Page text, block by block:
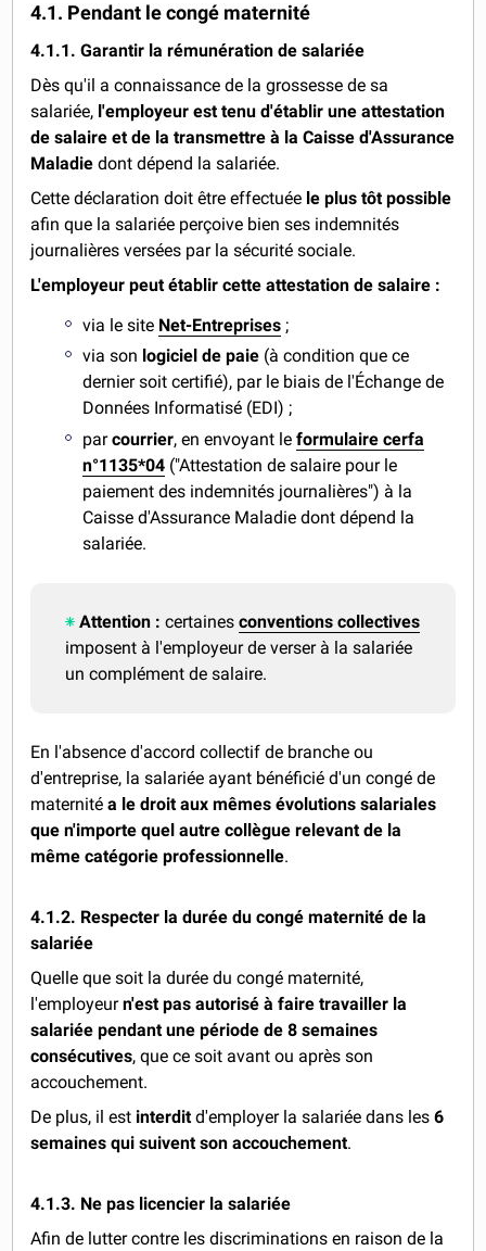
4.1. Pendant le congé maternité
4.1.1. Garantir la rémunération de salariée
Dès qu'il a connaissance de la grossesse de sa
salariée, l'employeur est tenu d'établir une attestation
de salaire et de la transmettre à la Caisse d'Assurance
Maladiedont dépend la salariée.
Cette déclaration doit être effectuée le plus tôt possible
afin que la salariée perçoive bien ses indemnités
journalières versées par la sécurité sociale.
L'employeur peut établir cette attestation de salaire :
via le site Net-Entreprises ;
via son logiciel de paie (à condition que ce
dernier soit certifié), par le biais de l'Échange de
Données Informatisé (EDI) ;
parcourrier, en envoyant leformulaire cerfa
n°1135*04 ("Attestation de salaire pour le
paiement des indemnités journalières") à la
Caisse d'Assurance Maladie dont dépend la
salariée.
Attention : certainesconventions collectives
imposent à l'employeur de verser à la salariée
un complément de salaire.
En l'absence d'accord collectif de branche ou
d'entreprise, la salariée ayant bénéficié d'un congé de
maternitéa le droit aux mêmes évolutions salariales
que n'importe quel autre collègue relevant de la
même catégorie professionnelle.
4.1.2. Respecter la durée du congé maternité de la
salariée
Quelle que soit la durée du congé maternité,
l'employeurn'est pas autorisé à faire travailler la
salariée pendant une période de 8 semaines
consécutives, que ce soit avant ou après son
accouchement.
De plus, il est interditd'employer la salariée dans les6
semaines qui suivent son accouchement.
4.1.3. Ne pas licencier la salariée
Afin de lutter contre les discriminations en raison de la